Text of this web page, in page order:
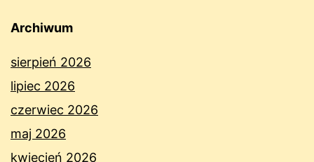
Archiwum
sierpień 2026
lipiec 2026
czerwiec 2026
maj 2026
kwiecień 2026